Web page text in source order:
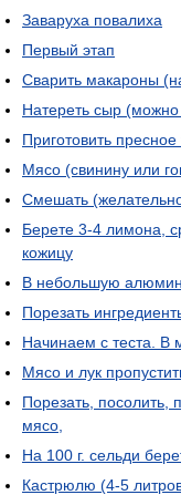
Заваруха повалиха
Первый этап
Сварить макароны
Натереть сыр
Приготовить
Мясо (свинину или
Смешать
Берете 3-4 лимона,
кожицу
В небольшую
Порезать
Начинаем с теста. В
Мясо и лук
Порезать, посолить,
мясо,
На 100 г. сельди
Кастрюлю (4-5